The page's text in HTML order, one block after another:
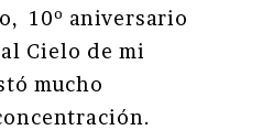
10º aniversario
Cielo de mi
mucho